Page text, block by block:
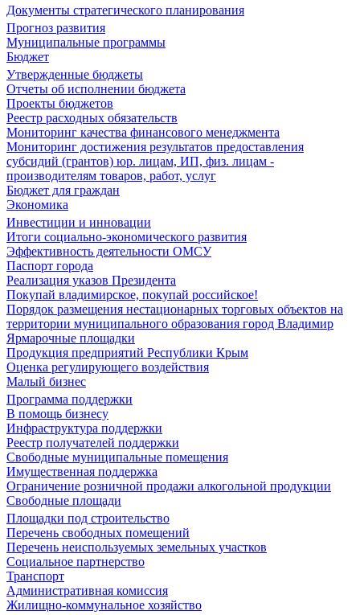
Документы стратегического планирования
Прогноз развития
Муниципальные программы
Бюджет
Утвержденные бюджеты
Отчеты об исполнении бюджета
Проекты бюджетов
Реестр расходных обязательств
Мониторинг качества финансового менеджмента
Мониторинг достижения результатов предоставления
субсидий (грантов) юр. лицам, ИП, физ. лицам -
производителям товаров, работ, услуг
Бюджет для граждан
Экономика
Инвестиции и инновации
Итоги социально-экономического развития
Эффективность деятельности ОМСУ
Паспорт города
Реализация указов Президента
Покупай владимирское, покупай российское!
Порядок размещения нестационарных торговых объектов на
территории муниципального образования город Владимир
Ярмарочные площадки
Продукция предприятий Республики Крым
Оценка регулирующего воздействия
Малый бизнес
Программа поддержки
В помощь бизнесу
Инфраструктура поддержки
Реестр получателей поддержки
Свободные муниципальные помещения
Имущественная поддержка
Ограничение розничной продажи алкогольной продукции
Свободные площади
Площадки под строительство
Перечень свободных помещений
Перечень неиспользуемых земельных участков
Социальное партнерство
Транспорт
Административная комиссия
Жилищно-коммунальное хозяйство